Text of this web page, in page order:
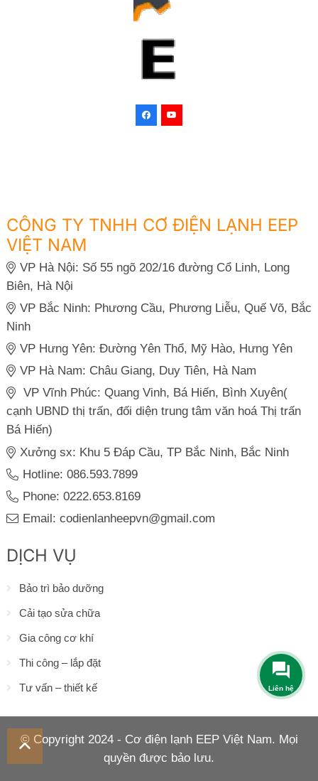
CÔNG TY TNHH CƠ ĐIỆN LẠNH EEP
VIỆT NAM
VP Hà Nội: Số 55 ngõ 202/16 đường Cổ Linh, Long
Biên, Hà Nội
VP Bắc Ninh: Phương Cầu, Phương Liễu, Quế Võ, Bắc
Ninh
VP Hưng Yên: Đường Yên Thổ, Mỹ Hào, Hưng Yên
VP Hà Nam: Châu Giang, Duy Tiên, Hà Nam
VP Vĩnh Phúc: Quang Vinh, Bá Hiến, Bình Xuyên(
cạnh UBND thị trấn, đối diện trung tâm văn hoá Thị trấn
Bá Hiến)
Xưởng sx: Khu 5 Đáp Cầu, TP Bắc Ninh, Bắc Ninh
Hotline: 086.593.7899
Phone: 0222.653.8169
Email: codienlanheepvn@gmail.com
DỊCH VỤ
Bảo trì bảo dưỡng
Cải tạo sửa chữa
Gia công cơ khí
Thi công – lắp đặt
Tư vấn – thiết kế
© Copyright 2024 - Cơ điện lạnh EEP Việt Nam. Mọi
quyền được bảo lưu.
Liên hệ